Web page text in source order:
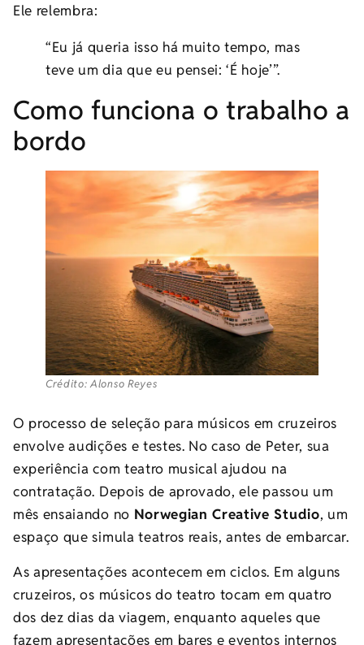
Ele relembra:
“Eu já queria isso há muito tempo, mas
teve um dia que eu pensei: ‘É hoje’”.
Como funciona o trabalho a
bordo
Crédito: Alonso Reyes
O processo de seleção para músicos em cruzeiros
envolve audições e testes. No caso de Peter, sua
experiência com teatro musical ajudou na
contratação. Depois de aprovado, ele passou um
mês ensaiando no Norwegian Creative Studio, um
espaço que simula teatros reais, antes de embarcar.
As apresentações acontecem em ciclos. Em alguns
cruzeiros, os músicos do teatro tocam em quatro
dos dez dias da viagem, enquanto aqueles que
fazem apresentações em bares e eventos internos